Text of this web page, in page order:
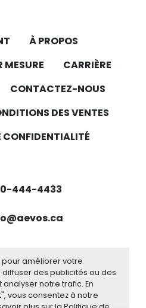
pour améliorer votre
des publicités ou des
notre trafic. En
vous consentez à notre
À PROPOS
CARRIÈRE
CONTACTEZ-NOUS
DES VENTES
CONFIDENTIALITÉ
444-4433
youtube
linkedin
les cookies